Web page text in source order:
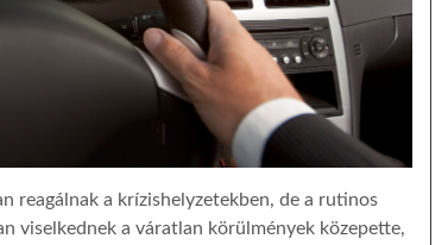
reagálnak a krízishelyzetekben, de a rutinos
viselkednek a váratlan körülmények közepette,